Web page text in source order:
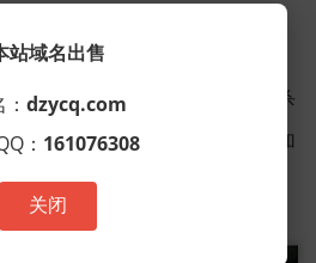
福油）：爆率20%-30%。
动态爆率系统，即玩家连续击杀
。此外，组队刷图或使用爆率加
高掉落概率。
站域名出售
dzycq.com
： 161076308
关闭